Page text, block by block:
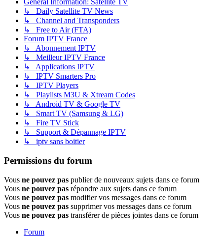
General Information: Satellite TV
↳ Daily Satellite TV News
↳ Channel and Transponders
↳ Free to Air (FTA)
Forum IPTV France
↳ Abonnement IPTV
↳ Meilleur IPTV France
↳ Applications IPTV
↳ IPTV Smarters Pro
↳ IPTV Players
↳ Playlists M3U & Xtream Codes
↳ Android TV & Google TV
↳ Smart TV (Samsung & LG)
↳ Fire TV Stick
↳ Support & Dépannage IPTV
↳ iptv sans boitier
Permissions du forum
Vous ne pouvez pas publier de nouveaux sujets dans ce forum
Vous ne pouvez pas répondre aux sujets dans ce forum
Vous ne pouvez pas modifier vos messages dans ce forum
Vous ne pouvez pas supprimer vos messages dans ce forum
Vous ne pouvez pas transférer de pièces jointes dans ce forum
Forum